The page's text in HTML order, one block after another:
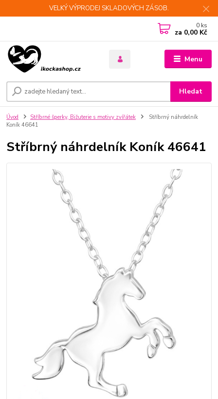
VELKÝ VÝPRODEJ SKLADOVÝCH ZÁSOB.
Menu
Hledat
0 ks
za 0,00 Kč
Úvod Stříbrné šperky, Bižuterie s motivy zvířátek
Stříbrný náhrdelník
Koník 46641
Stříbrný náhrdelník Koník 46641